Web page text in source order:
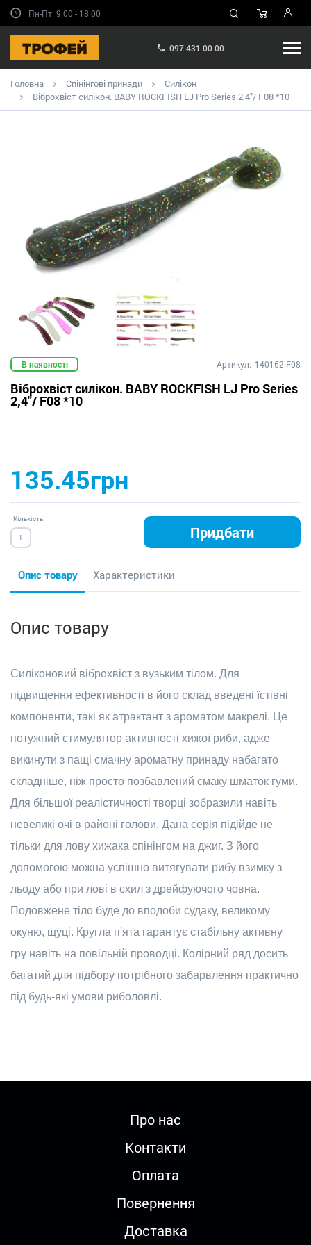
Пн-Пт: 9:00 - 18:00
097 431 00 00
Головна Спінінгові принади
Силікон
Віброхвіст силікон. BABY ROCKFISH LJ Pro Series 2,4"/ F08 *10
В наявності Артикул: 140162-F08
Віброхвіст силікон. BABY ROCKFISH LJ Pro Series
2,4"/ F08 *10
135.45грн
Кількість:
Придбати
Опис товару Характеристики
Опис товару
Силіконовий віброхвіст з вузьким тілом. Для
підвищення ефективності в його склад введені їстівні
компоненти, такі як атрактант з ароматом макрелі. Це
потужний стимулятор активності хижої риби, адже
викинути з пащі смачну ароматну принаду набагато
складніше, ніж просто позбавлений смаку шматок гуми.
Для більшої реалістичності творці зобразили навіть
невеликі очі в районі голови. Дана серія підійде не
тільки для лову хижака спінінгом на джиг. З його
допомогою можна успішно витягувати рибу взимку з
льоду або при лові в схил з дрейфуючого човна.
Подовжене тіло буде до вподоби судаку, великому
окуню, щуці. Кругла п'ята гарантує стабільну активну
гру навіть на повільній проводці. Колірний ряд досить
багатий для підбору потрібного забарвлення практично
під будь-які умови риболовлі.
Про нас
Контакти
Оплата
Повернення
Доставка